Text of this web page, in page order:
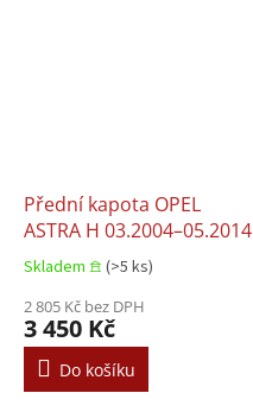
Přední kapota OPEL
ASTRA H 03.2004–05.2014
Skladem 𖠿 (>5 ks)
2 805 Kč bez DPH
3 450 Kč
Do košíku